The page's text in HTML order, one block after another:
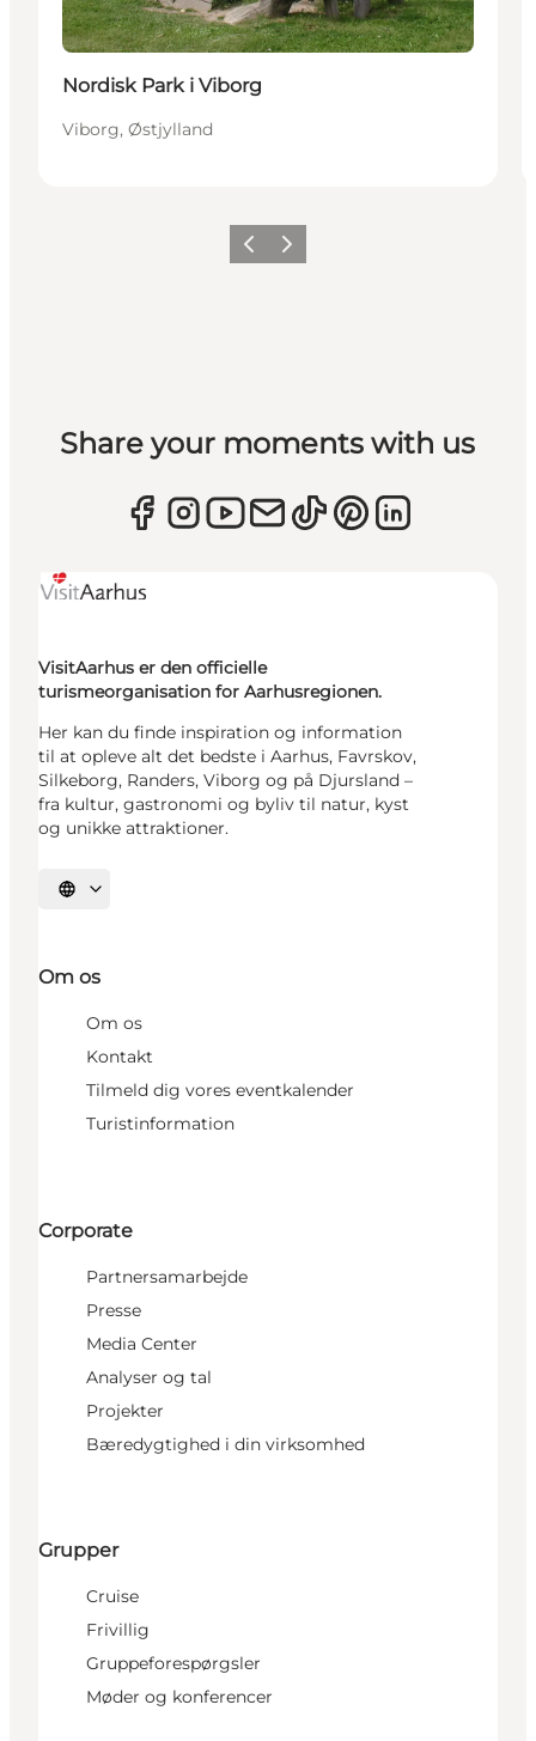
Nordisk Park i Viborg
Viborg, Østjylland
ForrigeNæste
Share your moments with us
VisitAarhus er den officielle
turismeorganisation for Aarhusregionen.
Her kan du finde inspiration og information
til at opleve alt det bedste i Aarhus, Favrskov,
Silkeborg, Randers, Viborg og på Djursland –
fra kultur, gastronomi og byliv til natur, kyst
og unikke attraktioner.
Vælg sprog
Om os
Om os
Kontakt
Tilmeld dig vores eventkalender
Turistinformation
Corporate
Partnersamarbejde
Presse
Media Center
Analyser og tal
Projekter
Bæredygtighed i din virksomhed
Grupper
Cruise
Frivillig
Gruppeforespørgsler
Møder og konferencer